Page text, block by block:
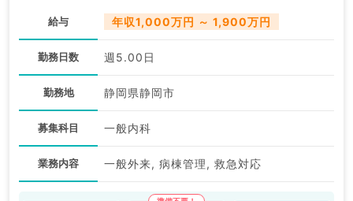
給与 年収1,000万円 ～ 1,900万円
勤務日数 週5.00日
勤務地 静岡県静岡市
募集科目 一般内科
業務内容 一般外来, 病棟管理, 救急対応